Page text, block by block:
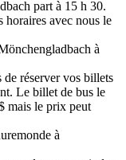
part à 15 h 30.
horaires avec nous le
à
réserver vos billets
Le billet de bus le
mais le prix peut
à